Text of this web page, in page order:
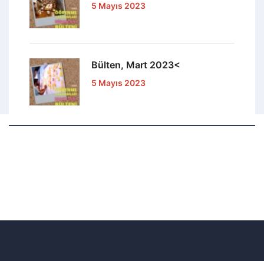
5 Mayıs 2023
Bülten, Mart 2023<
5 Mayıs 2023